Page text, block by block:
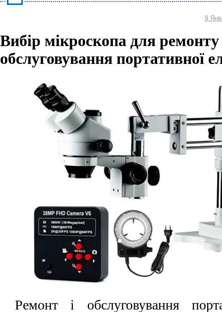
9
Вибір мікроскопа для
обслуговування портативної
Ремонт і обслуговування